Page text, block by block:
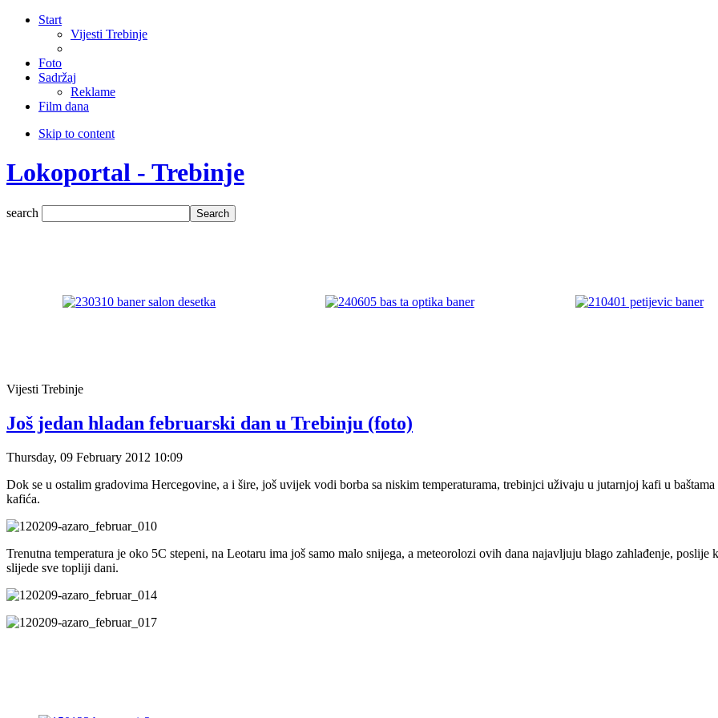
Start
Vijesti Trebinje
Foto
Sadržaj
Reklame
Film dana
Skip to content
Lokoportal - Trebinje
search
Vijesti Trebinje
Još jedan hladan februarski dan u Trebinju (foto)
Thursday, 09 February 2012 10:09
Dok se u ostalim gradovima Hercegovine, a i šire, još uvijek vodi borba sa niskim temperaturama, trebinjci uživaju u jutarnjoj kafi u baštama
kafića.
Trenutna temperatura je oko 5C stepeni, na Leotaru ima još samo malo snijega, a meteorolozi ovih dana najavljuju blago zahlađenje, poslije
slijede sve topliji dani.